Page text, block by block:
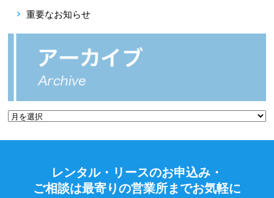
重要なお知らせ
レンタル・リースのお申込み・
ご相談は最寄りの営業所までお気軽に